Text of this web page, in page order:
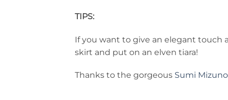
TIPS:
If you want to give an elegant touch
skirt and put on an elven tiara!
Thanks to the gorgeous Sumi Mizuno